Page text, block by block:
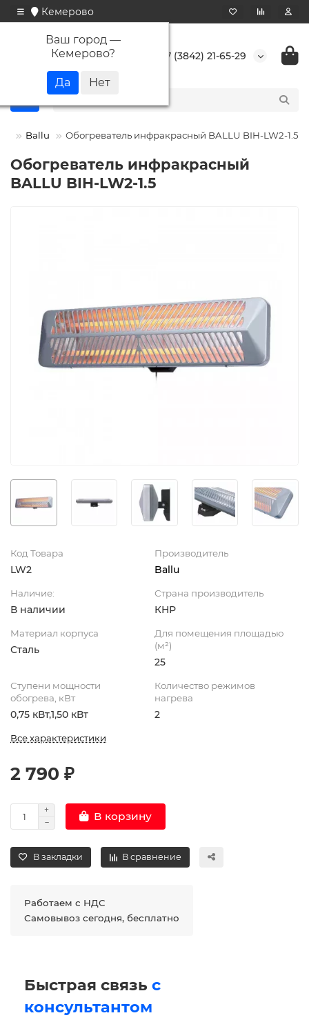
Кемерово
Ваш город —
Кемерово? +7 (3842) 21-65-29
Ballu Обогреватель инфракрасный BALLU BIH-LW2-1.5
Обогреватель инфракрасный
BALLU BIH-LW2-1.5
Код Товара
LW2
Производитель
Ballu
Наличие:
В наличии
Страна производитель
КНР
Материал корпуса
Сталь
Для помещения площадью
(м²)
25
Ступени мощности
обогрева, кВт
0,75 кВт,1,50 кВт
Количество режимов
нагрева
2
Все характеристики
2 790 ₽
В корзину
В закладки В сравнение
Работаем с НДС
Самовывоз сегодня, бесплатно
Быстрая связь с
консультантом